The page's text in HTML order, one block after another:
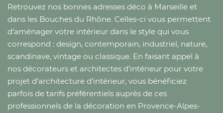
Retrouvez nos bonnes adresses déco à Marseille et
dans les Bouches du Rhône. Celles-ci vous permettent
d’aménager votre intérieur dans le style qui vous
correspond : design, contemporain, industriel, nature,
scandinave, vintage ou classique. En faisant appel à
nos décorateurs et architectes d’intérieur pour votre
projet d’architecture d’intérieur, vous bénéficiez
parfois de tarifs préférentiels auprès de ces
professionnels de la décoration en Provence-Alpes-